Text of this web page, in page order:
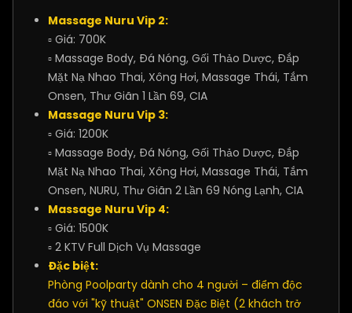
Massage Nuru Vip 2:
▫ Giá: 700K
▫ Massage Body, Đá Nóng, Gối Thảo Dược, Đắp
Mặt Nạ Nhao Thai, Xông Hơi, Massage Thái, Tắm
Onsen, Thư Giãn 1 Lần 69, CIA
Massage Nuru Vip 3:
▫ Giá: 1200K
▫ Massage Body, Đá Nóng, Gối Thảo Dược, Đắp
Mặt Nạ Nhao Thai, Xông Hơi, Massage Thái, Tắm
Onsen, NURU, Thư Giãn 2 Lần 69 Nóng Lạnh, CIA
Massage Nuru Vip 4:
▫ Giá: 1500K
▫ 2 KTV Full Dịch Vụ Massage
Đặc biệt:
Phòng Poolparty dành cho 4 người – điểm độc
đáo với "kỹ thuật" ONSEN Đặc Biệt (2 khách trở